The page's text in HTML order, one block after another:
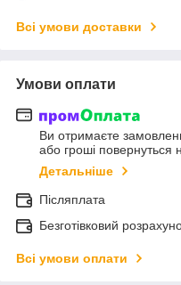
Всі умови доставки
Умови оплати
Ви отримаєте
або гроші повернуться
Детальніше
Післяплата
Безготівковий
Всі умови оплати